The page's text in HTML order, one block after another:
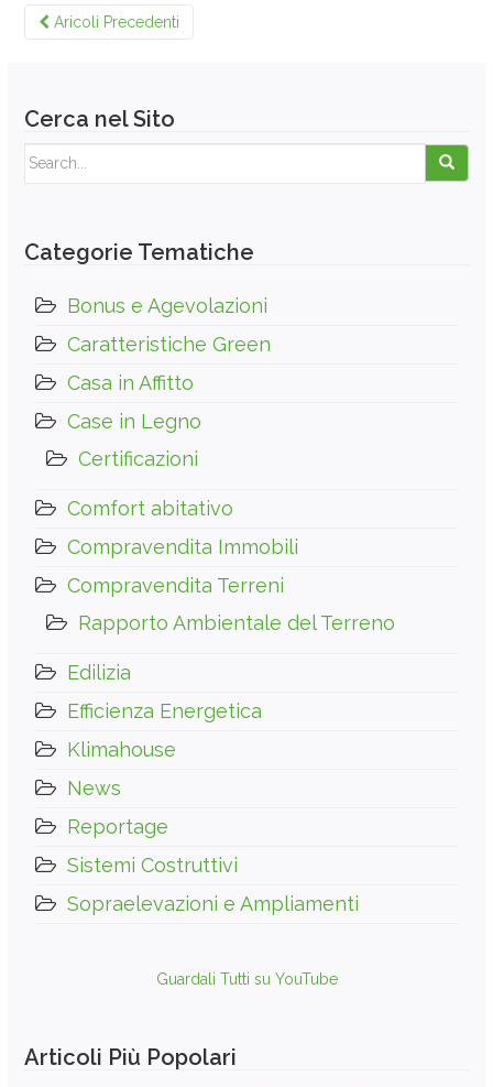
Posts navigation
Aricoli Precedenti
Cerca nel Sito
Search for:
Categorie Tematiche
Bonus e Agevolazioni
Caratteristiche Green
Casa in Affitto
Case in Legno
Certificazioni
Comfort abitativo
Compravendita Immobili
Compravendita Terreni
Rapporto Ambientale del Terreno
Edilizia
Efficienza Energetica
Klimahouse
News
Reportage
Sistemi Costruttivi
Sopraelevazioni e Ampliamenti
Guardali Tutti su YouTube
Articoli Più Popolari